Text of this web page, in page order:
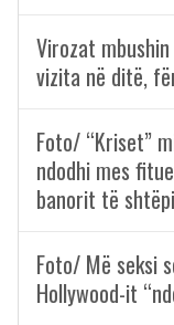
Virozat
vizita në ditë,
Foto/ “Kriset”
ndodhi mes
banorit të
Foto/ Më seksi
Hollywood-it